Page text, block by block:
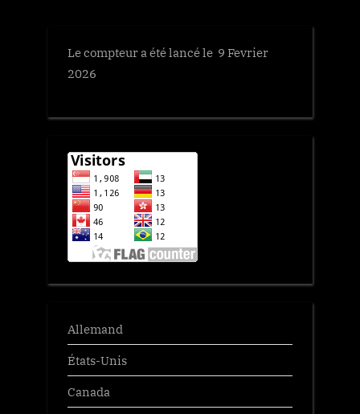
Le compteur a été lancé le 9 Fevrier
2026
Allemand
États-Unis
Canada